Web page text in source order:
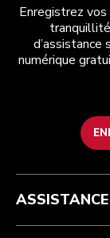
Enregistrez vos
d’assistance
numérique
Health Check
Suivez votre
Garantie et
Recupel
Conditions
Retours et
Imprint
ODR
La marque
Trouver une
ASSISTANCE